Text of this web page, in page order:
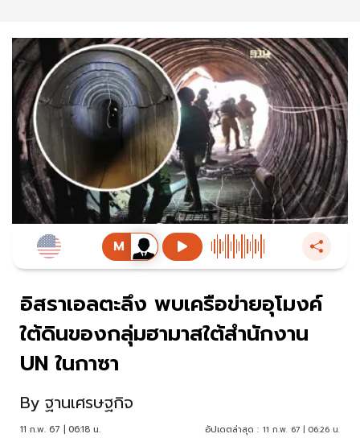
อิสราเอลตะลึง พบเครือข่ายอุโมงค์
ใต้ดินของกลุ่มฮามาสใต้สำนักงาน
UN ในกาซา
By ฐานเศรษฐกิจ
11 ก.พ. 67 | 06:18 น. อัปเดตล่าสุด : 11 ก.พ. 67 | 06:26 น.